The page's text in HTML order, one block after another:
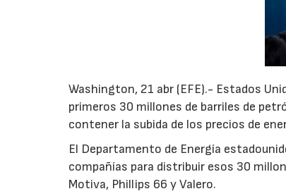
Washington, 21 abr (EFE).- Estados
primeros 30 millones de barriles de
contener la subida de los precios de
El Departamento de Energía
compañías para distribuir esos 30
Motiva, Phillips 66 y Valero.